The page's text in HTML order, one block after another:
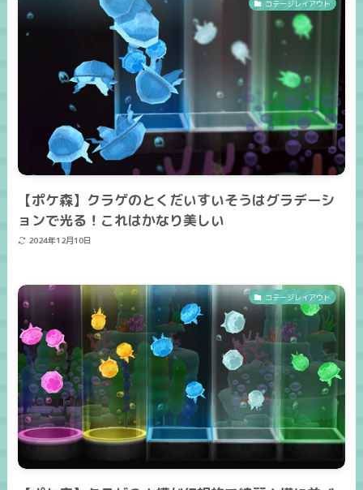
コテージレイアウト
【ポケ森】クラゲのとくだいすいそうはグラデーシ
ョンで光る！これはかなり美しい
2024年12月10日
コテージレイアウト